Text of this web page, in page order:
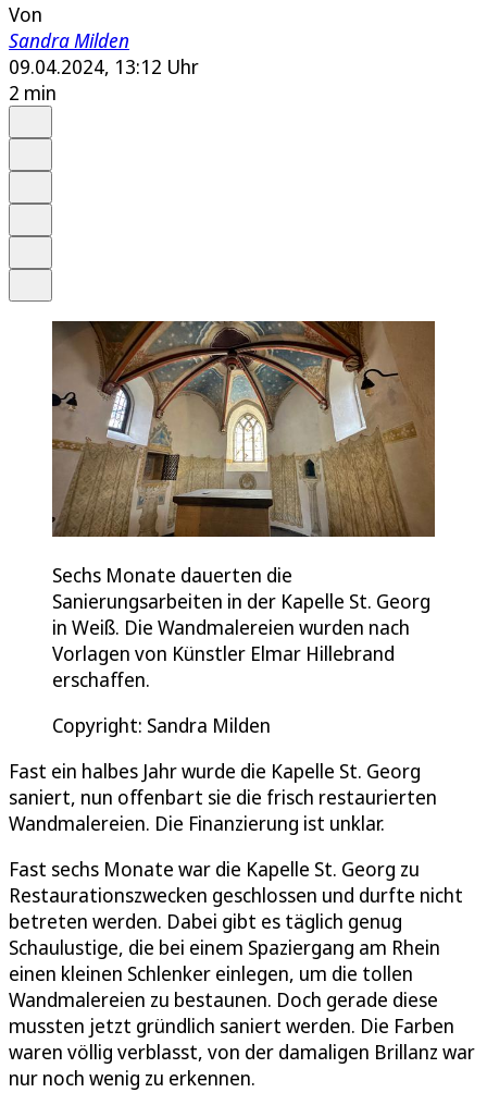
Von
Sandra Milden
09.04.2024, 13:12 Uhr
2 min
Sechs Monate dauerten die
Sanierungsarbeiten in der Kapelle St. Georg
in Weiß. Die Wandmalereien wurden nach
Vorlagen von Künstler Elmar Hillebrand
erschaffen.
Copyright: Sandra Milden
Fast ein halbes Jahr wurde die Kapelle St. Georg
saniert, nun offenbart sie die frisch restaurierten
Wandmalereien. Die Finanzierung ist unklar.
Fast sechs Monate war die Kapelle St. Georg zu
Restaurationszwecken geschlossen und durfte nicht
betreten werden. Dabei gibt es täglich genug
Schaulustige, die bei einem Spaziergang am Rhein
einen kleinen Schlenker einlegen, um die tollen
Wandmalereien zu bestaunen. Doch gerade diese
mussten jetzt gründlich saniert werden. Die Farben
waren völlig verblasst, von der damaligen Brillanz war
nur noch wenig zu erkennen.